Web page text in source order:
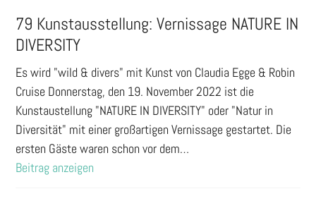
79 Kunstausstellung: Vernissage NATURE IN
DIVERSITY
Es wird "wild & divers" mit Kunst von Claudia Egge & Robin
Cruise Donnerstag, den 19. November 2022 ist die
Kunstaustellung "NATURE IN DIVERSITY" oder "Natur in
Diversität" mit einer großartigen Vernissage gestartet. Die
ersten Gäste waren schon vor dem…
Beitrag anzeigen